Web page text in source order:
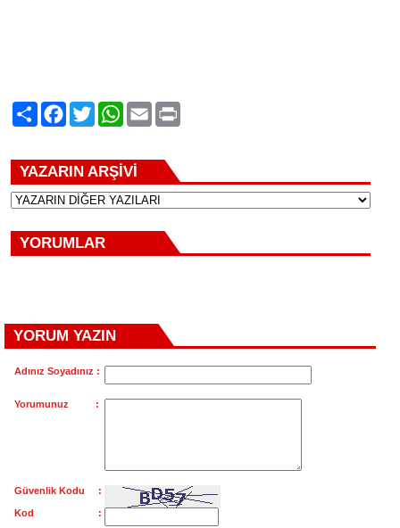
PaylaşFacebook
TwitterWhatsApp
EmailPrint
YAZARIN ARŞİVİ
YORUMLAR
YORUM YAZIN
Adınız Soyadınız :
Yorumunuz :
Güvenlik Kodu :
Kod :